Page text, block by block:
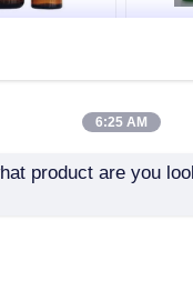
Esansiyel
100ml
6:25 AM
product are you